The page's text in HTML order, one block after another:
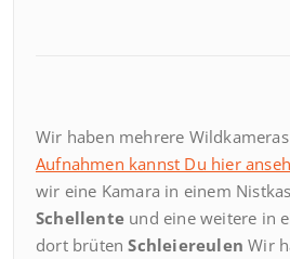
Wir haben mehrere
Aufnahmen kannst Du hier
wir eine Kamara in einem
Schellente und eine weitere in
dort brütenSchleiereulen Wir